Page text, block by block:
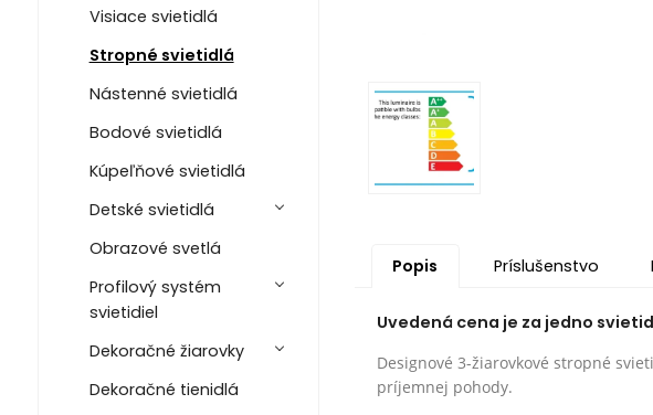
Visiace svietidlá
Stropné svietidlá
Nástenné svietidlá
Bodové svietidlá
Kúpeľňové svietidlá
Detské svietidlá
Obrazové svetlá
Profilový systém
svietidiel
Dekoračné žiarovky
Dekoračné tienidlá
Popis Príslušenstvo
Uvedená cena je za jedno
Designové 3-žiarovkové stropné
príjemnej pohody.